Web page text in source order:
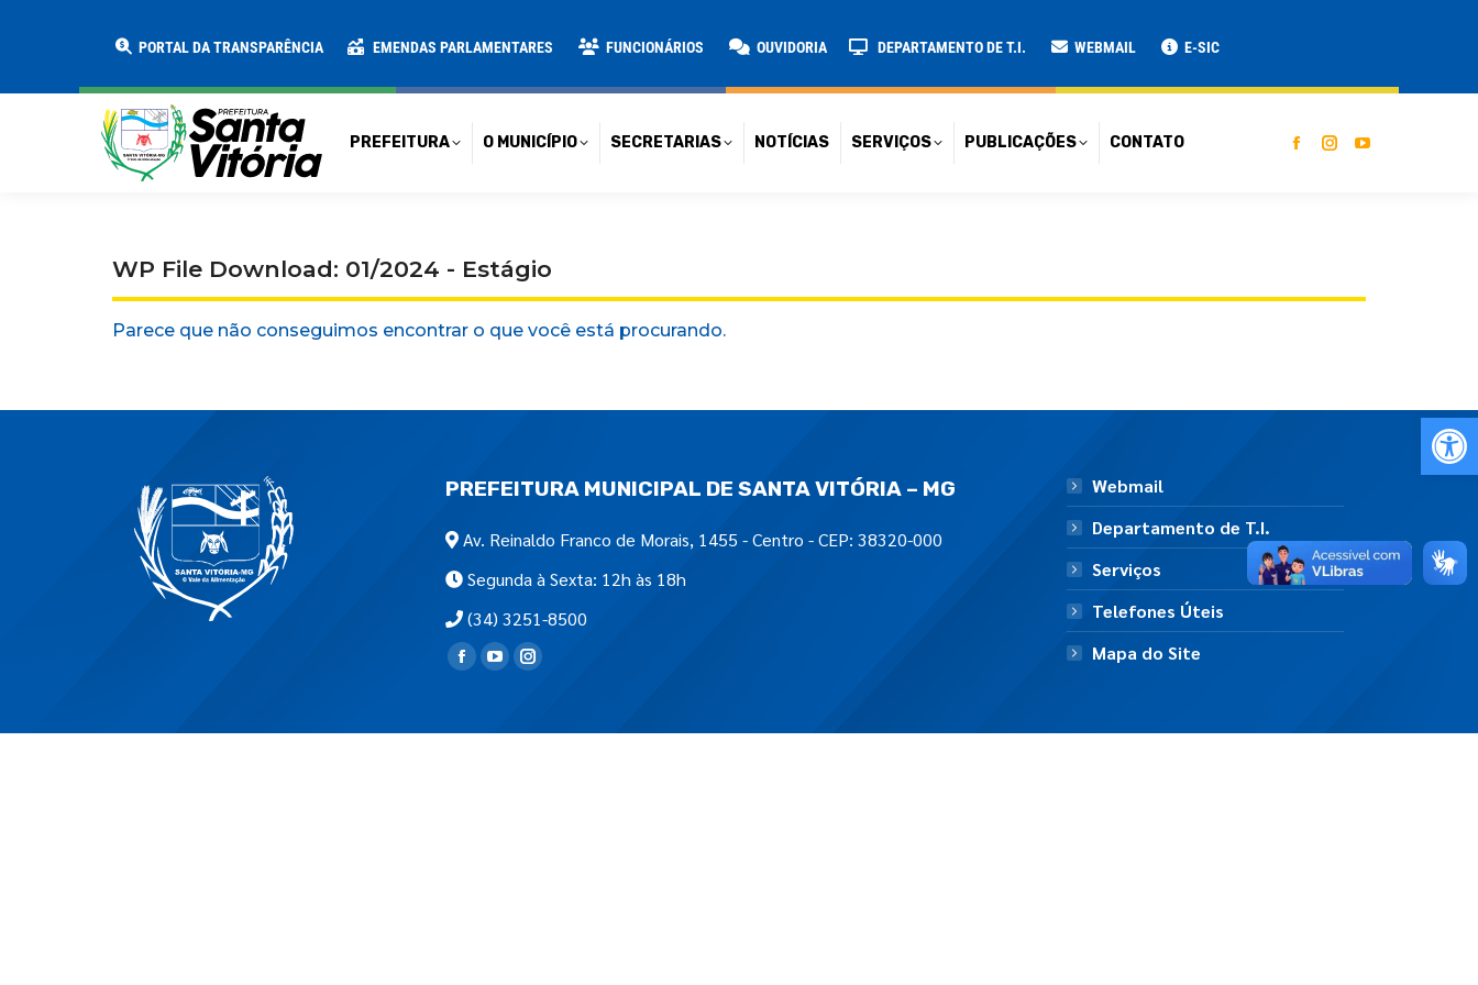
PORTAL DA TRANSPARÊNCIA EMENDAS PARLAMENTARES FUNCIONÁRIOS OUVIDORIA DEPARTAMENTO DE T.I. WEBMAIL E-SIC
PREFEITURA O MUNICÍPIO SECRETARIAS NOTÍCIAS SERVIÇOS PUBLICAÇÕES CONTATO
WP File Download: 01/2024 - Estágio
Parece que não conseguimos encontrar o que você está procurando.
PREFEITURA MUNICIPAL DE SANTA VITÓRIA – MG
Av. Reinaldo Franco de Morais, 1455 - Centro - CEP: 38320-000
Segunda à Sexta: 12h às 18h
(34) 3251-8500
Encontre-nos em:
Webmail
Departamento de T.I.
Serviços
Telefones Úteis
Mapa do Site